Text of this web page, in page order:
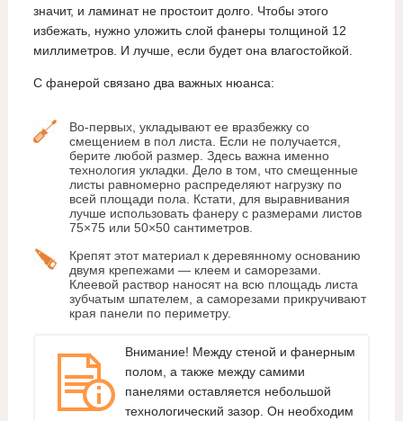
значит, и ламинат не простоит долго. Чтобы этого
избежать, нужно уложить слой фанеры толщиной 12
миллиметров. И лучше, если будет она влагостойкой.
С фанерой связано два важных нюанса:
Во-первых, укладывают ее вразбежку со
смещением в пол листа. Если не получается,
берите любой размер. Здесь важна именно
технология укладки. Дело в том, что смещенные
листы равномерно распределяют нагрузку по
всей площади пола. Кстати, для выравнивания
лучше использовать фанеру с размерами листов
75×75 или 50×50 сантиметров.
Крепят этот материал к деревянному основанию
двумя крепежами — клеем и саморезами.
Клеевой раствор наносят на всю площадь листа
зубчатым шпателем, а саморезами прикручивают
края панели по периметру.
Внимание! Между стеной и фанерным
полом, а также между самими
панелями оставляется небольшой
технологический зазор. Он необходим